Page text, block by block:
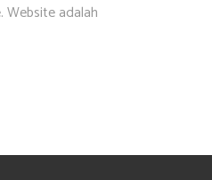
Website adalah